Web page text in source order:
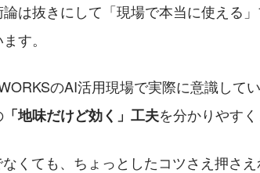
は抜きにして「現場で本当に使える
す。
のAI活用現場で実際に意識して
「地味だけど効く」工夫を分かりやすく
くても、ちょっとしたコツさえ押さ